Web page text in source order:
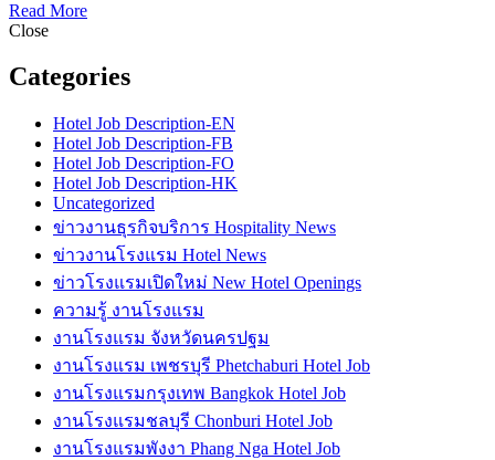
Read More
Close
Categories
Hotel Job Description-EN
Hotel Job Description-FB
Hotel Job Description-FO
Hotel Job Description-HK
Uncategorized
ข่าวงานธุรกิจบริการ Hospitality News
ข่าวงานโรงแรม Hotel News
ข่าวโรงแรมเปิดใหม่ New Hotel Openings
ความรู้ งานโรงแรม
งานโรงแรม จังหวัดนครปฐม
งานโรงแรม เพชรบุรี Phetchaburi Hotel Job
งานโรงแรมกรุงเทพ Bangkok Hotel Job
งานโรงแรมชลบุรี Chonburi Hotel Job
งานโรงแรมพังงา Phang Nga Hotel Job